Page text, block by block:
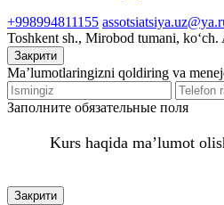
+998994811155
Toshkent sh., Mirobod tumani,
Закрити
Ma’lumotlaringizni qoldiring va
Заполните обязательные поля
Kurs haqida ma’lumot
Закрити